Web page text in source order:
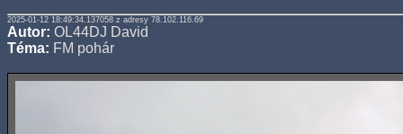
2025-01-12 18:49:34.137058 z adresy 78.102.116.69
Autor: OL44DJ David
Téma: FM pohár